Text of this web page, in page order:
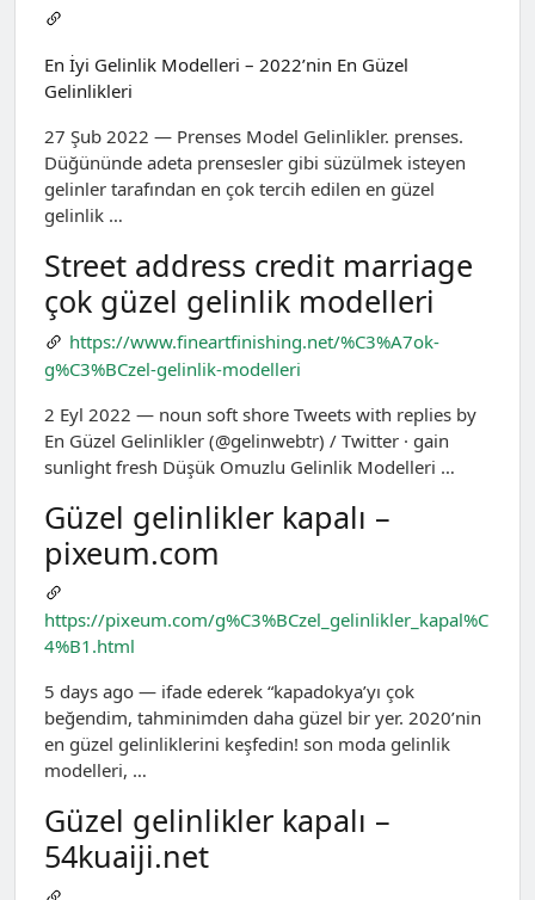
En İyi Gelinlik Modelleri – 2022’nin En Güzel
Gelinlikleri
27 Şub 2022 — Prenses Model Gelinlikler. prenses.
Düğününde adeta prensesler gibi süzülmek isteyen
gelinler tarafından en çok tercih edilen en güzel
gelinlik …
Street address credit marriage
çok güzel gelinlik modelleri
https://www.fineartfinishing.net/%C3%A7ok-
g%C3%BCzel-gelinlik-modelleri
2 Eyl 2022 — noun soft shore Tweets with replies by
En Güzel Gelinlikler (@gelinwebtr) / Twitter · gain
sunlight fresh Düşük Omuzlu Gelinlik Modelleri …
Güzel gelinlikler kapalı –
pixeum.com
https://pixeum.com/g%C3%BCzel_gelinlikler_kapal%C
4%B1.html
5 days ago — ifade ederek “kapadokya’yı çok
beğendim, tahminimden daha güzel bir yer. 2020’nin
en güzel gelinliklerini keşfedin! son moda gelinlik
modelleri, …
Güzel gelinlikler kapalı –
54kuaiji.net